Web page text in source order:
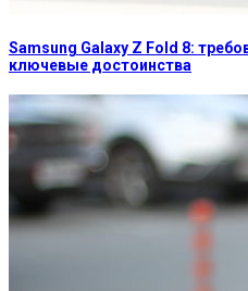
Samsung Galaxy Z Fold 8:
ключевые достоинства